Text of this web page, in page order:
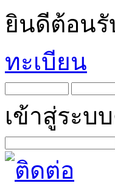
ยินดีต้อน
ทะเบียน
เข้าสู่ระบ